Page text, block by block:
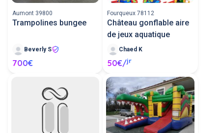
Aumont 39800
Trampolines bungee
Beverly S
700€
Fourqueux 78112
Château gonflable aire
de jeux aquatique
Chaed K
50€/jr